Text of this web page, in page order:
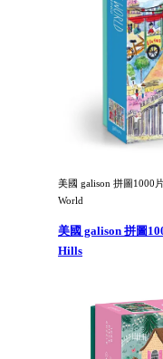
美國 galison 拼圖1000
World
美國 galison 拼圖
Hills